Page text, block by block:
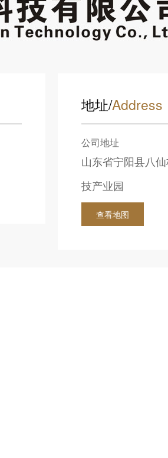
地址/Address
公司地址
山东省宁阳县八
技产业园
查看地图